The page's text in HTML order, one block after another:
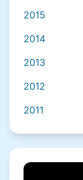
2015
2014
2013
2012
2011